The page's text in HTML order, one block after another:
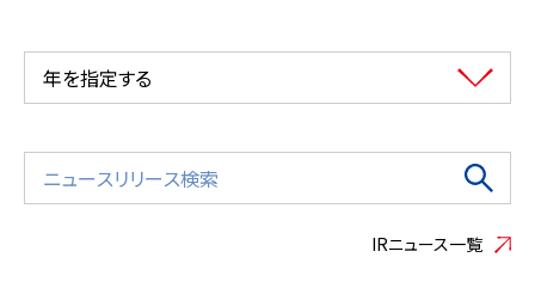
年を指定する
IRニュース一覧